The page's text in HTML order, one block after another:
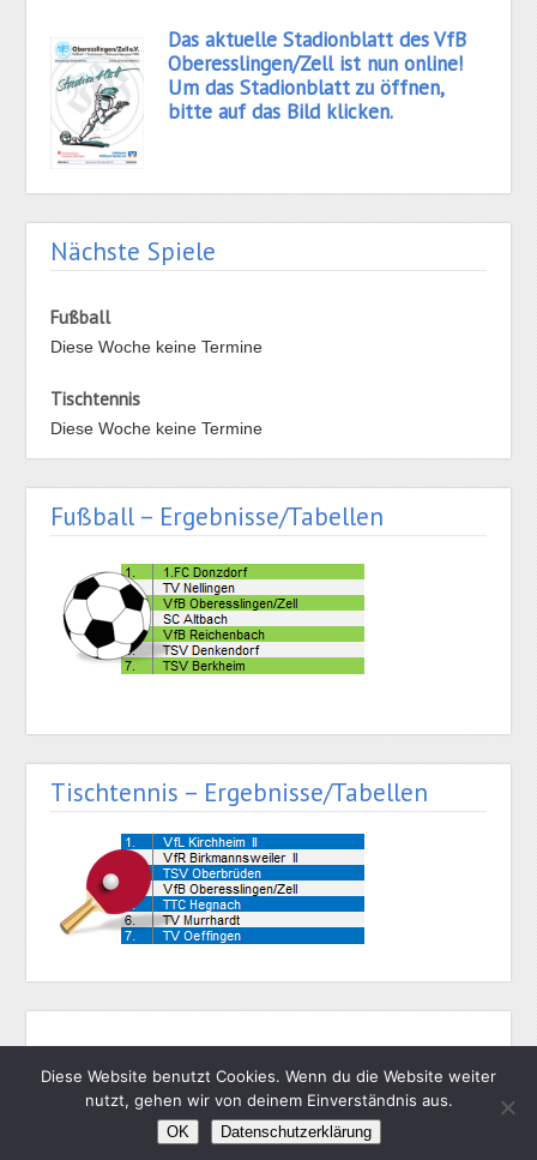
Das aktuelle Stadionblatt des VfB
Oberesslingen/Zell ist nun online!
Um das Stadionblatt zu öffnen,
bitte auf das Bild klicken.
Nächste Spiele
Fußball
Diese Woche keine Termine
Tischtennis
Diese Woche keine Termine
Fußball – Ergebnisse/Tabellen
Tischtennis – Ergebnisse/Tabellen
Impressum–Datenschutz
Gestaltung und Hosting von Matthias Hehn, MyWebstage.de
Diese Website benutzt Cookies. Wenn du die Website weiter
nutzt, gehen wir von deinem Einverständnis aus.
OK Datenschutzerklärung